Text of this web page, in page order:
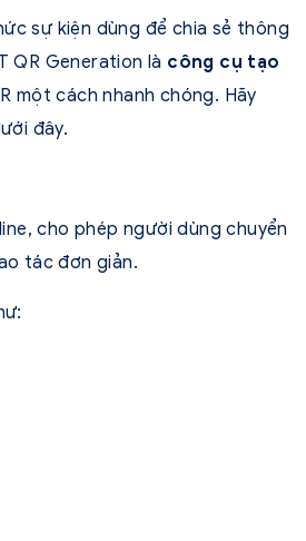
sự kiện dùng để chia sẻ thông
QR Generation là công cụ tạo
một cách nhanh chóng. Hãy
đây.
cho phép người dùng chuyển
tác đơn giản.